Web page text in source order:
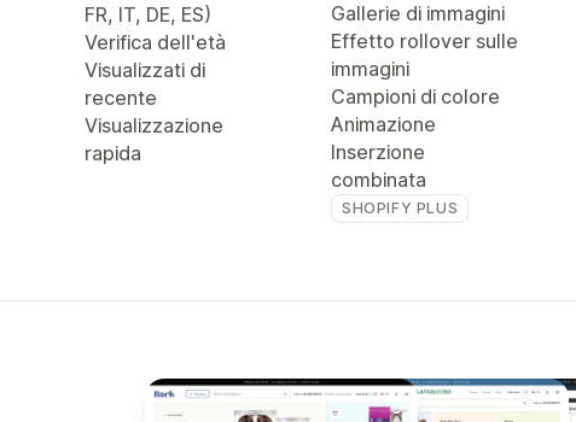
FR, IT, DE, ES)
Verifica dell'età
Visualizzati di
recente
Visualizzazione
rapida
Gallerie di immagini
Effetto rollover sulle
immagini
Campioni di colore
Animazione
Inserzione
combinata
SHOPIFY PLUS